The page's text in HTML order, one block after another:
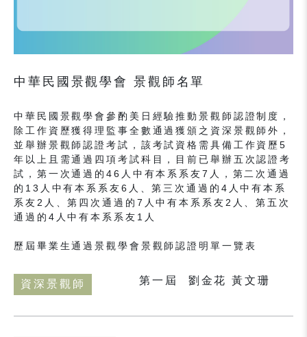
中華民國景觀學會 景觀師名單
中華民國景觀學會參酌美日經驗推動景觀師認證制度，
除工作資歷獲得理監事全數通過獲頒之資深景觀師外，
並舉辦景觀師認證考試，該考試資格需具備工作資歷5
年以上且需通過四項考試科目，目前已舉辦五次認證考
試，第一次通過的46人中有本系系友7人，第二次通過
的13人中有本系系友6人、第三次通過的4人中有本系
系友2人、第四次通過的7人中有本系系友2人、第五次
通過的4人中有本系系友1人
歷屆畢業生通過景觀學會景觀師認證明單一覽表
資深景觀師 第一屆 劉金花 黃文珊